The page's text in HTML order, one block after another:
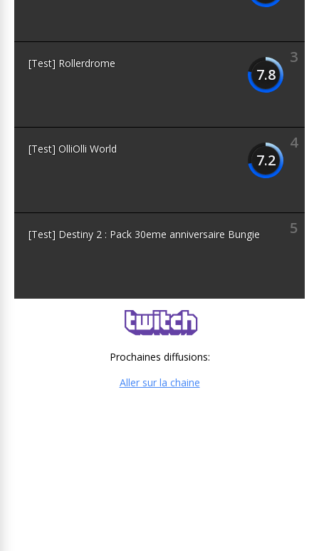
3
7.8
[Test] Rollerdrome
4
7.2
[Test] OlliOlli World
5
[Test] Destiny 2 : Pack 30eme anniversaire Bungie
Prochaines diffusions:
Aller sur la chaine